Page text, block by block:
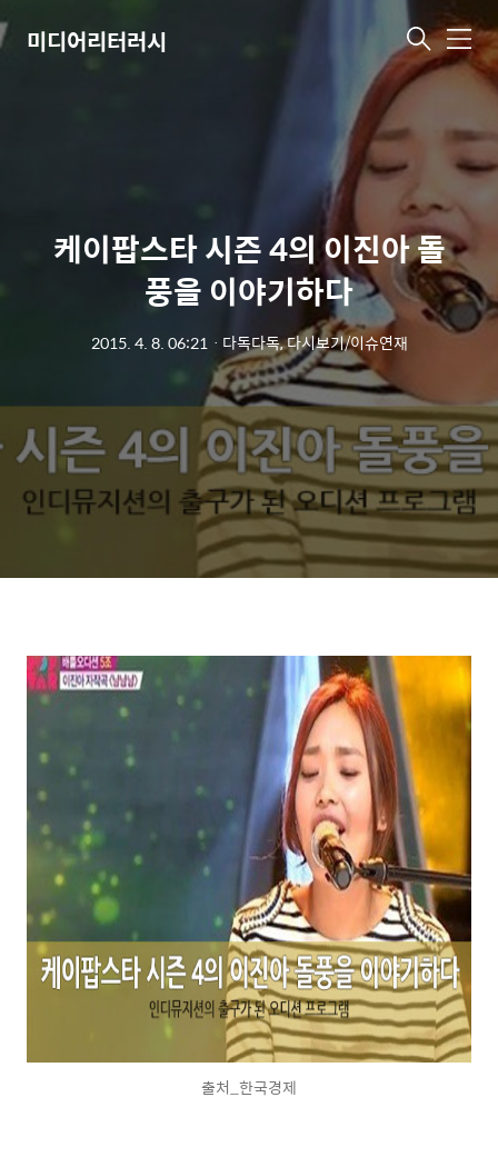
미디어리터러시 메
뉴
케이팝스타 시즌 4의 이진아 돌
풍을 이야기하다
2015. 4. 8. 06:21ㆍ 다독다독, 다시보기/이슈연재
출처_한국경제